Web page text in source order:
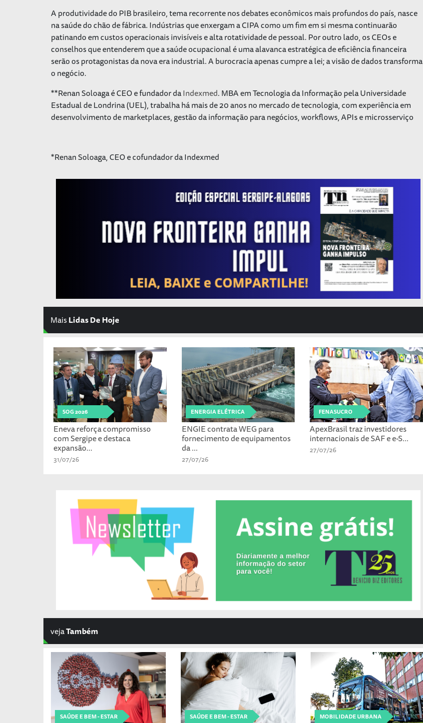
A produtividade do PIB brasileiro, tema recorrente nos debates econômicos mais profundos do país, nasce
na saúde do chão de fábrica. Indústrias que enxergam a CIPA como um fim em si mesma continuarão
patinando em custos operacionais invisíveis e alta rotatividade de pessoal. Por outro lado, os CEOs e
conselhos que entenderem que a saúde ocupacional é uma alavanca estratégica de eficiência financeira
serão os protagonistas da nova era industrial. A burocracia apenas cumpre a lei; a visão de dados transforma
o negócio.
**Renan Soloaga é CEO e fundador daIndexmed. MBA em Tecnologia da Informação pela Universidade
Estadual de Londrina (UEL), trabalha há mais de 20 anos no mercado de tecnologia, com experiência em
desenvolvimento de marketplaces, gestão da informação para negócios, workflows, APIs e microsserviço
*Renan Soloaga, CEO e cofundador da Indexmed
MaisLidas De Hoje
SOG 2026
Eneva reforça compromisso
com Sergipe e destaca
expansão...
31/07/26
ENERGIA ELÉTRICA
ENGIE contrata WEG para
fornecimento de equipamentos
da ...
27/07/26
FENASUCRO
ApexBrasil traz investidores
internacionais de SAF e e-S...
27/07/26
vejaTambém
SAÚDE E BEM - ESTAR SAÚDE E BEM - ESTAR MOBILIDADE URBANA